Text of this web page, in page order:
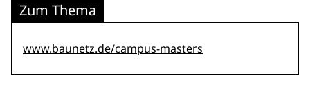
Zum Thema
www.baunetz.de/campus-masters